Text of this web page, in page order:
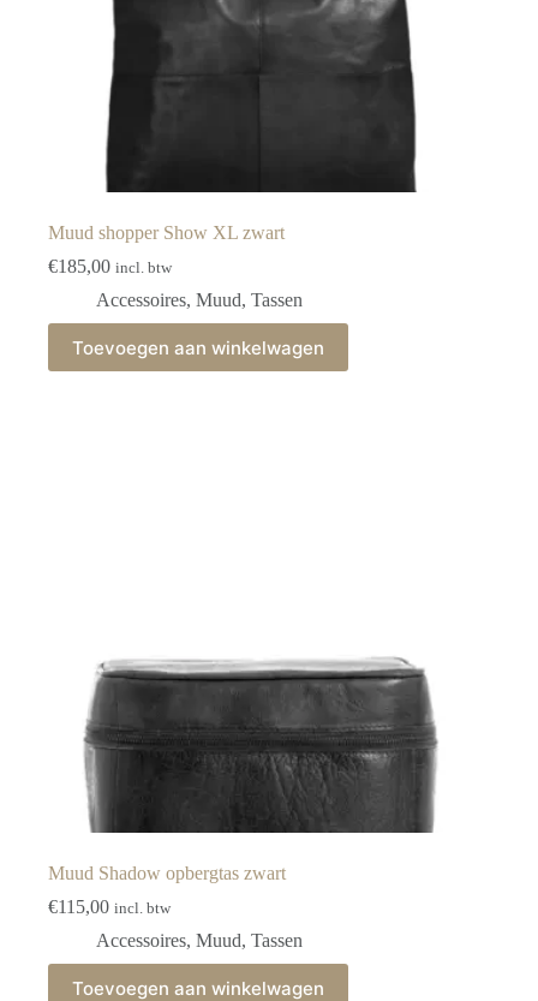
Muud shopper Show XL zwart
€185,00 incl. btw
Accessoires, Muud, Tassen
Toevoegen aan winkelwagen
Muud Shadow opbergtas zwart
€115,00 incl. btw
Accessoires, Muud, Tassen
Toevoegen aan winkelwagen